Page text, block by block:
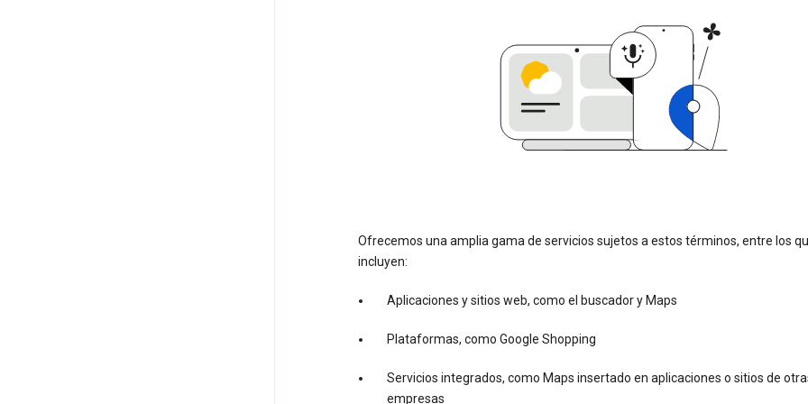
Ofrecemos una amplia gama de servicios sujetos a estos términos, entre los
incluyen:
Aplicaciones y sitios web, como el buscador y Maps
Plataformas, como Google Shopping
Servicios integrados, como Maps insertado en aplicaciones o sitios de
empresas